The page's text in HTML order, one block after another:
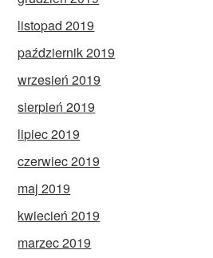
listopad 2019
październik 2019
wrzesień 2019
sierpień 2019
lipiec 2019
czerwiec 2019
maj 2019
kwiecień 2019
marzec 2019